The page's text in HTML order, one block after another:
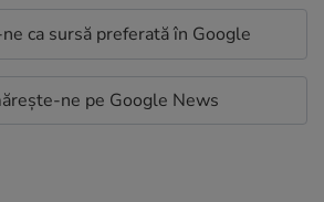
ca sursă preferată în Google
ne pe Google News